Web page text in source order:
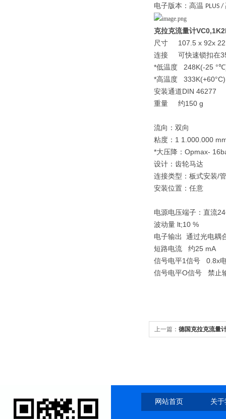
电子版本：高温 PLUS /
克拉克流量计
尺寸 107.5 x 92x 22
连接 可快速锁扣在
*低温度 248K(-25
*高温度 333K(+60°C)
安装通道DIN 46277
重量 约150 g
流向：双向
粘度：1 1.000.000
*大压降：Opmax-
设计：齿轮马达
连接类型：板式安装/
安装位置：任意
电源电压端子：直流
波动量 lt;10 %
电子输出 通过光电耦
短路电流 约25 mA
信号电平1信号 0.8x
信号电平О信号 禁止
上一篇： 德国克拉克流量
网站首页 关